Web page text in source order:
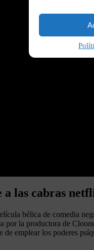
las cabras
bélica de comedia
la productora de
de emplear los poderes